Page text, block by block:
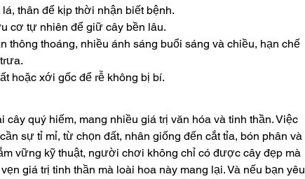
thân để kịp thời nhận biết bệnh.
cơ tự nhiên để giữ cây bền lâu.
thông thoáng, nhiều ánh sáng buổi sáng và chiều, hạn chế
hoặc xới gốc để rễ không bị bí.
cây quý hiếm, mang nhiều giá trị văn hóa và tinh thần. Việc
sự tỉ mỉ, từ chọn đất, nhân giống đến cắt tỉa, bón phân và
vững kỹ thuật, người chơi không chỉ có được cây đẹp mà
giá trị tinh thần mà loài hoa này mang lại. Và nếu bạn yêu